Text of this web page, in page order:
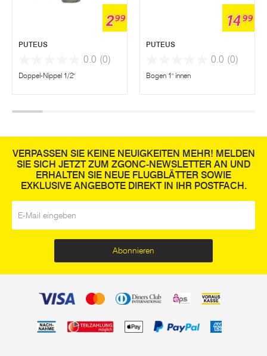
299
PUTEUS
0.0 (0)
Doppel-Nippel 1/2"
1499
PUTEUS
0.0 (0)
Bogen 1" innen
VERPASSEN SIE KEINE NEUIGKEITEN MEHR! MELDEN
SIE SICH JETZT ZUM ZGONC-NEWSLETTER AN UND
ERHALTEN SIE NEUE FLUGBLÄTTER SOWIE
EXKLUSIVE ANGEBOTE DIREKT IN IHR POSTFACH.
Abonnieren